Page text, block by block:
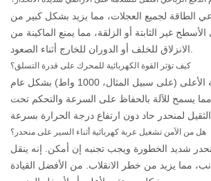
الطاقة لجميع العجلات، مما يزيد بشكل كبير من
غير الثابتة أو الزلقة، مما يمنع الماكينة من
كيف تؤثر القوة الكهربائية للمحرك على قدرة التسلق؟
توفر القوة الكهربائية الأعلى (على سبيل المثال، 1000 واط) بشكل عام
يسمح للآلة بالحفاظ على السرعة والتحكم تحت
هل من الآمن تشغيل عربة كهربائية أثناء السير على منحدر؟
شديد الخطورة ويجب تجنبه إن أمكن. إنه ينقل
مما يزيد من خطر الانقلاب. من الأفضل القيادة